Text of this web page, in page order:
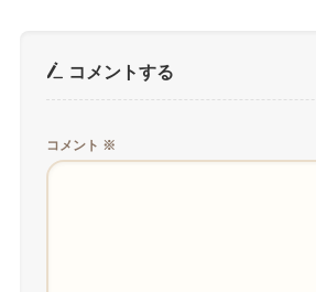
コメントする
コメント ※